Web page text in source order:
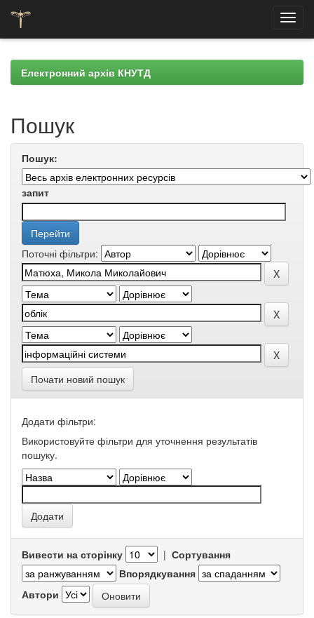
navigationЕлектронний архів КНУТД
Пошук
Пошук:
запит
Поточні фільтри:
Почати новий пошук
Додати фільтри:
Використовуйте фільтри для уточнення результатів
пошуку.
Вивести на сторінку | Сортування
Впорядкування
Автори